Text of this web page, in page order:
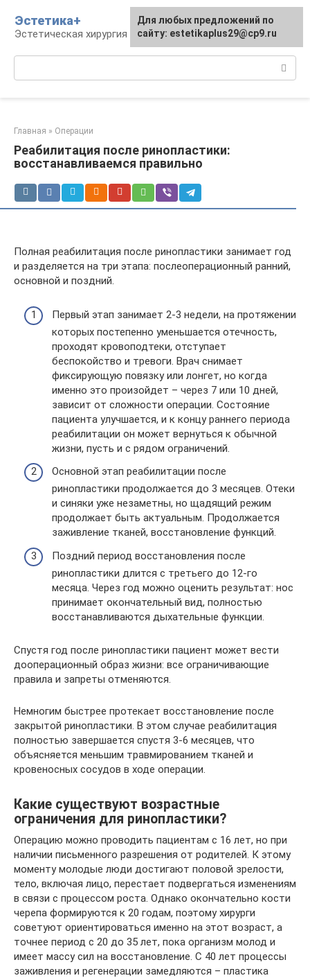
контенту
Эстетика+
Эстетическая хирургия и косметология
Главная » Операции
Реабилитация после ринопластики:
восстанавливаемся правильно
Полная реабилитация после ринопластики занимает год
и разделяется на три этапа: послеоперационный ранний,
основной и поздний.
Первый этап занимает 2-3 недели, на протяжении
которых постепенно уменьшается отечность,
проходят кровоподтеки, отступает
беспокойство и тревоги. Врач снимает
фиксирующую повязку или лонгет, но когда
именно это произойдет – через 7 или 10 дней,
зависит от сложности операции. Состояние
пациента улучшается, и к концу раннего периода
реабилитации он может вернуться к обычной
жизни, пусть и с рядом ограничений.
Основной этап реабилитации после
ринопластики продолжается до 3 месяцев. Отеки
и синяки уже незаметны, но щадящий режим
продолжает быть актуальным. Продолжается
заживление тканей, восстановление функций.
Поздний период восстановления после
ринопластики длится с третьего до 12-го
месяца. Через год можно оценить результат: нос
принимает окончательный вид, полностью
восстанавливаются дыхательные функции.
Спустя год после ринопластики пациент может вести
дооперационный образ жизни: все ограничивающие
правила и запреты отменяются.
Немногим быстрее протекает восстановление после
закрытой ринопластики. В этом случае реабилитация
полностью завершается спустя 3-6 месяцев, что
объясняется меньшим травмированием тканей и
кровеносных сосудов в ходе операции.
Какие существуют возрастные
ограничения для ринопластики?
Операцию можно проводить пациентам с 16 лет, но при
наличии письменного разрешения от родителей. К этому
моменту молодые люди достигают половой зрелости,
тело, включая лицо, перестает подвергаться изменениям
в связи с процессом роста. Однако окончательно кости
черепа формируются к 20 годам, поэтому хирурги
советуют ориентироваться именно на этот возраст, а
точнее период с 20 до 35 лет, пока организм молод и
имеет массу сил на восстановление. С 40 лет процессы
заживления и регенерации замедляются – пластика
Для любых предложений по
сайту: estetikaplus29@cp9.ru